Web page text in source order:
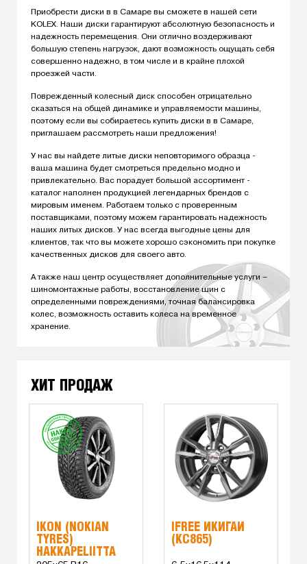
Приобрести диски в в Самаре вы сможете в нашей сети
KOLEX. Наши диски гарантируют абсолютную безопасность и
надежность перемещения. Они отлично воздерживают
большую степень нагрузок, дают возможность ощущать себя
совершенно надежно, в том числе и в крайне плохой
проезжей части.
Поврежденный колесный диск способен отрицательно
сказаться на общей динамике и управляемости машины,
поэтому если вы собираетесь купить диски в в Самаре,
приглашаем рассмотреть наши предложения!
У нас вы найдете литые диски неповторимого образца -
ваша машина будет смотреться предельно модно и
привлекательно. Вас порадует большой ассортимент -
каталог наполнен продукцией легендарных брендов с
мировым именем. Работаем только с проверенным
поставщиками, поэтому можем гарантировать надежность
наших литых дисков. У нас всегда выгодные цены для
клиентов, так что вы можете хорошо сэкономить при покупке
качественных дисков для своего авто.
А также наш центр осуществляет дополнительные услуги –
шиномонтажные работы, восстановление шин с
определенными повреждениями, точная балансировка
колес, возможность оставить колеса на временное
хранение.
ХИТ ПРОДАЖ
IKON (NOKIAN
TYRES)
HAKKAPELIITTA
IFREE ИКИГАЙ
(КС865)